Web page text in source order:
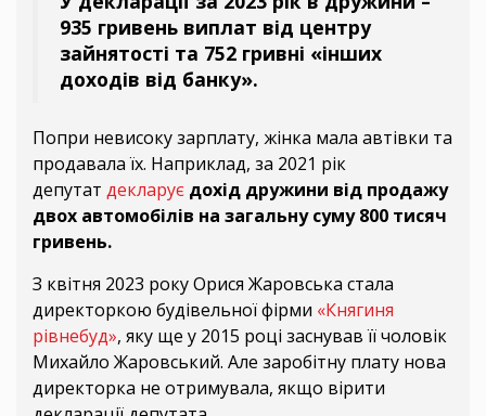
935 гривень виплат від центру
зайнятості та 752 гривні «інших
доходів від банку».
Попри невисоку зарплату, жінка мала автівки та
продавала їх. Наприклад, за 2021 рік
депутат декларує дохід дружини від продажу
двох автомобілів на загальну суму 800 тисяч
гривень.
З квітня 2023 року Орися Жаровська стала
директоркою будівельної фірми «Княгиня
рівнебуд», яку ще у 2015 році заснував її чоловік
Михайло Жаровський. Але заробітну плату нова
директорка не отримувала, якщо вірити